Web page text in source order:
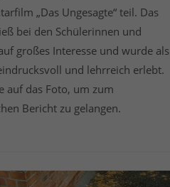
„Das Ungesagte“ teil. Das
bei den Schülerinnen und
großes Interesse und wurde als
und lehrreich erlebt.
auf das Foto, um zum
Bericht zu gelangen.